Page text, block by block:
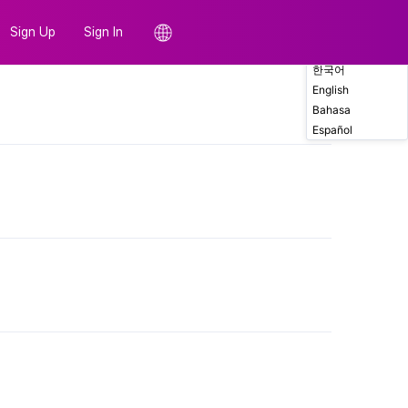
Sign Up Sign In
Comments
한국어
English
Bahasa
Español